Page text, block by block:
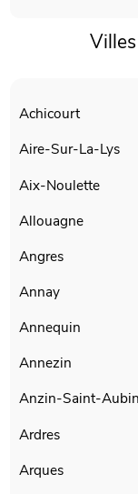
Achicourt
Aire-Sur-La-Lys
Aix-Noulette
Allouagne
Angres
Annay
Annequin
Annezin
Anzin-Saint-Aubin
Ardres
Arques